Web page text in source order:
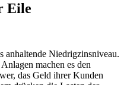
Eile
anhaltende Niedrigzinsniveau.
machen es den
das Geld ihrer Kunden